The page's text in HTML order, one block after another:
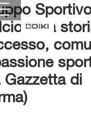
una
Gazzetta di